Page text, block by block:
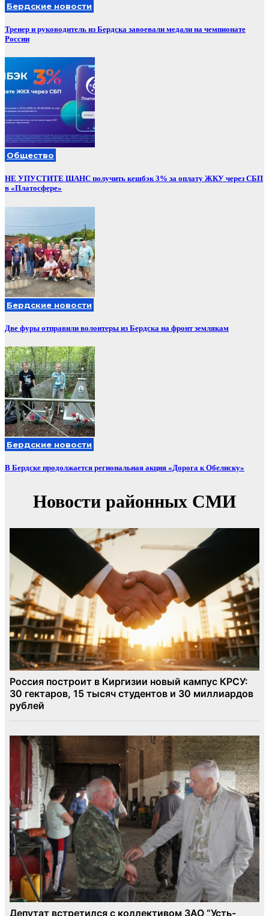
Бердские новости
Тренер и руководитель из Бердска завоевали медали на чемпионате
России
Общество
НЕ УПУСТИТЕ ШАНС получить кешбэк 3% за оплату ЖКУ через СБП
в «Платосфере»
Бердские новости
Две фуры отправили волонтеры из Бердска на фронт землякам
Бердские новости
В Бердске продолжается региональная акция «Дорога к Обелиску»